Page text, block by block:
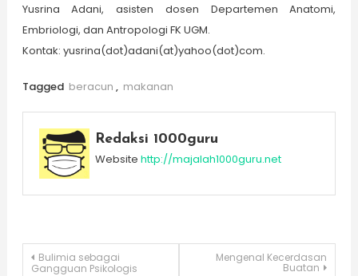
Yusrina Adani, asisten dosen Departemen Anatomi,
Embriologi, dan Antropologi FK UGM.
Kontak: yusrina(dot)adani(at)yahoo(dot)com.
Tagged beracun , makanan
Redaksi 1000guru
Website http://majalah1000guru.net
Post
Bulimia sebagai
Gangguan Psikologis
Mengenal Kecerdasan
Buatan